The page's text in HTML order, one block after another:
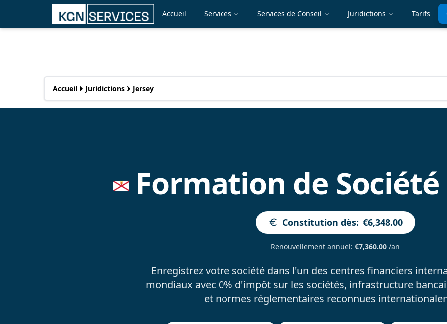
Accueil Services Services de Conseil Juridictions Tarifs
Accueil Juridictions Jersey
Formation de Société
Constitution dès: €6,348.00
Renouvellement annuel: €7,360.00 /an
Enregistrez votre société dans l'un des centres financiers
mondiaux avec 0% d'impôt sur les sociétés, infrastructure
et normes réglementaires reconnues